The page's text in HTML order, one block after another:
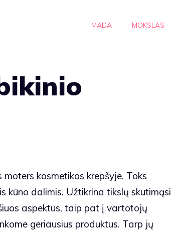
MADA MOKSLAS
kosmetikos krepšyje. Toks
kūno dalimis. Užtikrina tikslų skutimąsi
aspektus, taip pat į vartotojų
geriausius produktus. Tarp jų